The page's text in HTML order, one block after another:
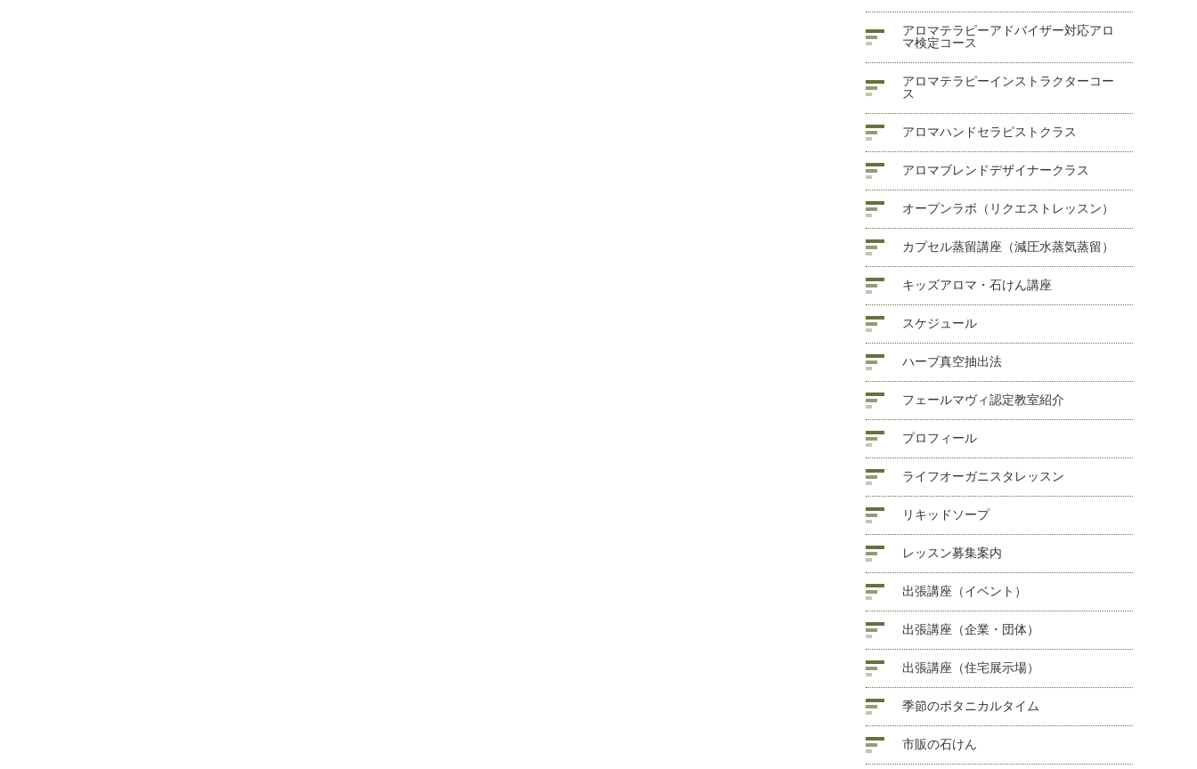
アロマテラピーアドバイザー対応アロ
マ検定コース
アロマテラピーインストラクターコー
ス
アロマハンドセラピストクラス
アロマブレンドデザイナークラス
オープンラボ（リクエストレッスン）
カプセル蒸留講座（減圧水蒸気蒸留）
キッズアロマ・石けん講座
スケジュール
ハーブ真空抽出法
フェールマヴィ認定教室紹介
プロフィール
ライフオーガニスタレッスン
リキッドソープ
レッスン募集案内
出張講座（イベント）
出張講座（企業・団体）
出張講座（住宅展示場）
季節のボタニカルタイム
市販の石けん